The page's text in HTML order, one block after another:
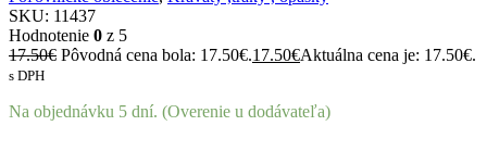
SKU: 11437
Hodnotenie 0 z 5
17.50€ Pôvodná cena bola: 17.50€.17.50€Aktuálna cena je: 17.50€.
s DPH
Na objednávku 5 dní. (Overenie u dodávateľa)